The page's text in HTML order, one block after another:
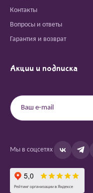
Контакты
Вопросы и ответы
Гарантия и возврат
Акции и подписка
Мы в соцсетях